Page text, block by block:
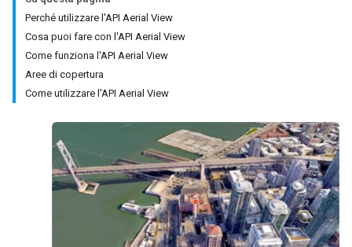
Perché utilizzare l'API Aerial View
Cosa puoi fare con l'API Aerial View
Come funziona l'API Aerial View
Aree di copertura
Come utilizzare l'API Aerial View